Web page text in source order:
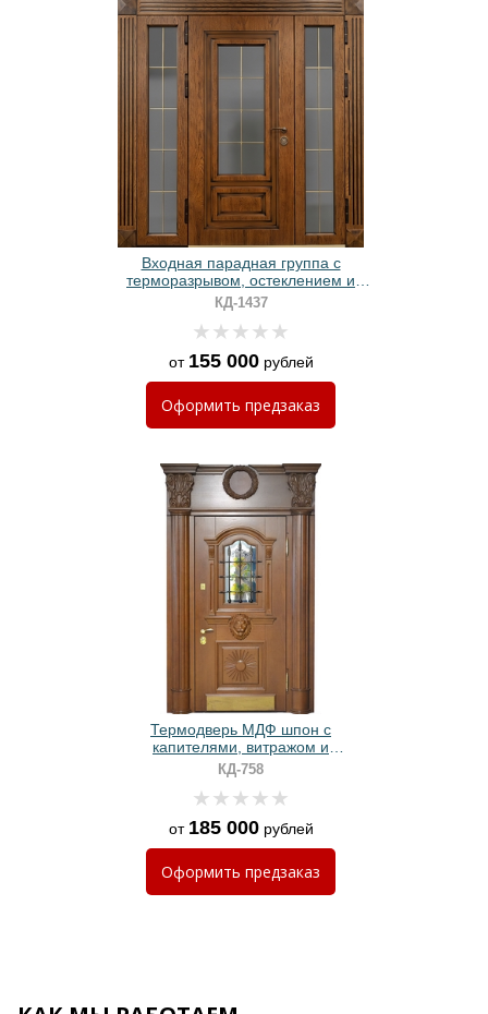
Входная парадная группа с
терморазрывом, остеклением и
панелями МДФ
КД-1437
от 155 000рублей
Оформить предзаказ
Термодверь МДФ шпон с
капителями, витражом и
отбойником
КД-758
от 185 000рублей
Оформить предзаказ